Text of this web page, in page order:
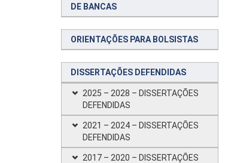
DE BANCAS
ORIENTAÇÕES PARA BOLSISTAS
DISSERTAÇÕES DEFENDIDAS
2025 – 2028 – DISSERTAÇÕES
DEFENDIDAS
2021 – 2024 – DISSERTAÇÕES
DEFENDIDAS
2017 – 2020 – DISSERTAÇÕES